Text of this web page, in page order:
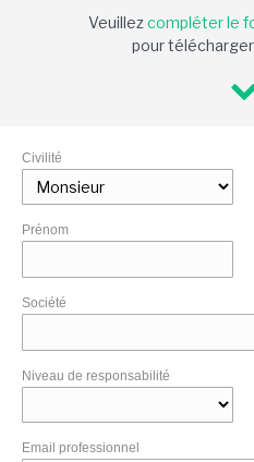
Veuillezcompléter le
pour
Civilité
Prénom
Société
Niveau de responsabilité
Email professionnel